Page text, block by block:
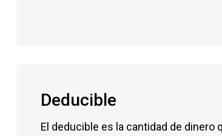
Deducible
El deducible es la cantidad de dinero